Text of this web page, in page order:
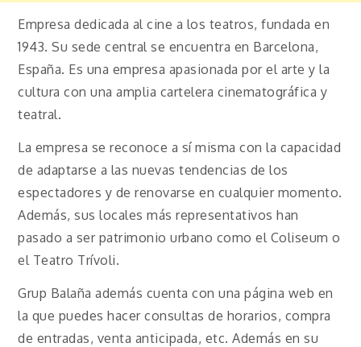
Empresa dedicada al cine a los teatros, fundada en
1943. Su sede central se encuentra en Barcelona,
España. Es una empresa apasionada por el arte y la
cultura con una amplia cartelera cinematográfica y
teatral.
La empresa se reconoce a sí misma con la capacidad
de adaptarse a las nuevas tendencias de los
espectadores y de renovarse en cualquier momento.
Además, sus locales más representativos han
pasado a ser patrimonio urbano como el Coliseum o
el Teatro Trívoli.
Grup Balaña además cuenta con una página web en
la que puedes hacer consultas de horarios, compra
de entradas, venta anticipada, etc. Además en su